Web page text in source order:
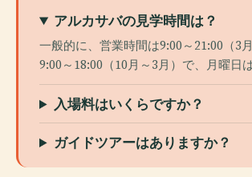
アルカサバの見学時間は？
一般的に、営業時間は9:00～21:00（3月
9:00～18:00（10月～3月）で、月曜日
入場料はいくらですか？
ガイドツアーはありますか？